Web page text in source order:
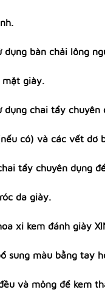
dụng bàn chải lông
mặt giày.
dụng chai tẩy chuyên
có) và các vết dơ
tẩy chuyên dụng
da giày.
xi kem đánh giày
sung màu bằng tay
và mỏng để kem